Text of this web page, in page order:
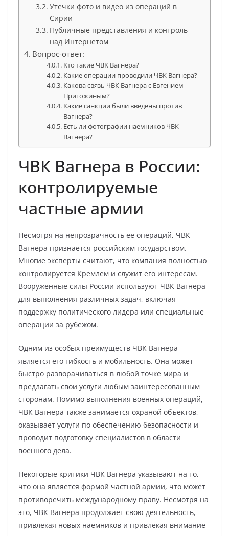
Утечки фото и видео из операций в
Сирии
Публичные представления и контроль
над Интернетом
Вопрос-ответ:
Кто такие ЧВК Вагнера?
Какие операции проводили ЧВК Вагнера?
Какова связь ЧВК Вагнера с Евгением
Пригожиным?
Какие санкции были введены против
Вагнера?
Есть ли фотографии наемников ЧВК
Вагнера?
ЧВК Вагнера в России:
контролируемые
частные армии
Несмотря на непрозрачность ее операций, ЧВК
Вагнера признается российским государством.
Многие эксперты считают, что компания полностью
контролируется Кремлем и служит его интересам.
Вооруженные силы России используют ЧВК Вагнера
для выполнения различных задач, включая
поддержку политического лидера или специальные
операции за рубежом.
Одним из особых преимуществ ЧВК Вагнера
является его гибкость и мобильность. Она может
быстро разворачиваться в любой точке мира и
предлагать свои услуги любым заинтересованным
сторонам. Помимо выполнения военных операций,
ЧВК Вагнера также занимается охраной объектов,
оказывает услуги по обеспечению безопасности и
проводит подготовку специалистов в области
военного дела.
Некоторые критики ЧВК Вагнера указывают на то,
что она является формой частной армии, что может
противоречить международному праву. Несмотря на
это, ЧВК Вагнера продолжает свою деятельность,
привлекая новых наемников и привлекая внимание